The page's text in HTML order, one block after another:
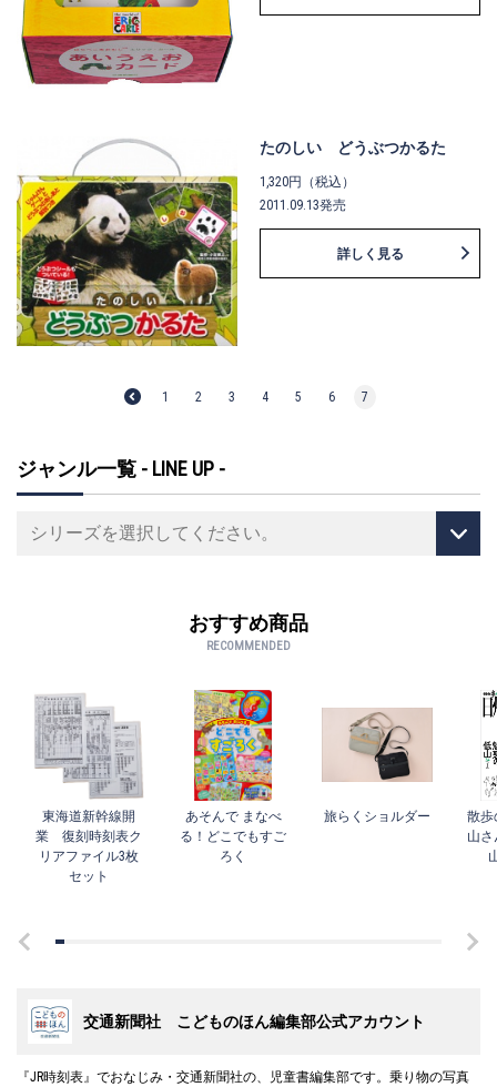
たのしい どうぶつかるた
1,320円（税込）
2011.09.13発売
詳しく見る
1 2 3 4 5 6 7
ジャンル一覧 - LINE UP -
おすすめ商品
RECOMMENDED
東海道新幹線開
業 復刻時刻表ク
リアファイル3枚
セット
あそんで まなべ
る！どこでもすご
ろく
旅らくショルダー
散歩
山さ
交通新聞社 こどものほん編集部公式アカウント
『JR時刻表』でおなじみ・交通新聞社の、児童書編集部です。乗り物の写真